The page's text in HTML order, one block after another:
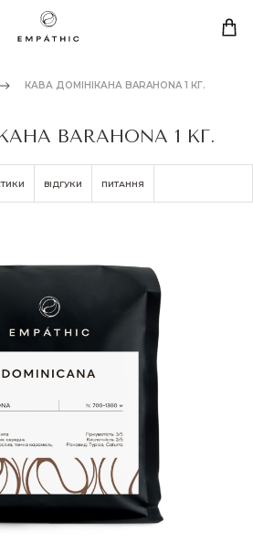
КАВА ДОМІНІКАНА BARAHONA 1 КГ.
BARAHONA 1 КГ.
ВІДГУКИ ПИТАННЯ